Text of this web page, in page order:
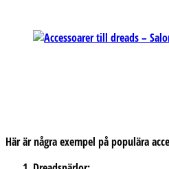
Här är några exempel på populära